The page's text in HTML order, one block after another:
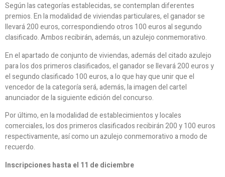
Según las categorías establecidas, se contemplan diferentes
premios. En la modalidad de viviendas particulares, el ganador se
llevará 200 euros, correspondiendo otros 100 euros al segundo
clasificado. Ambos recibirán, además, un azulejo conmemorativo.
En el apartado de conjunto de viviendas, además del citado azulejo
para los dos primeros clasificados, el ganador se llevará 200 euros y
el segundo clasificado 100 euros, a lo que hay que unir que el
vencedor de la categoría será, además, la imagen del cartel
anunciador de la siguiente edición del concurso.
Por último, en la modalidad de establecimientos y locales
comerciales, los dos primeros clasificados recibirán 200 y 100 euros
respectivamente, así como un azulejo conmemorativo a modo de
recuerdo.
Inscripciones hasta el 11 de diciembre